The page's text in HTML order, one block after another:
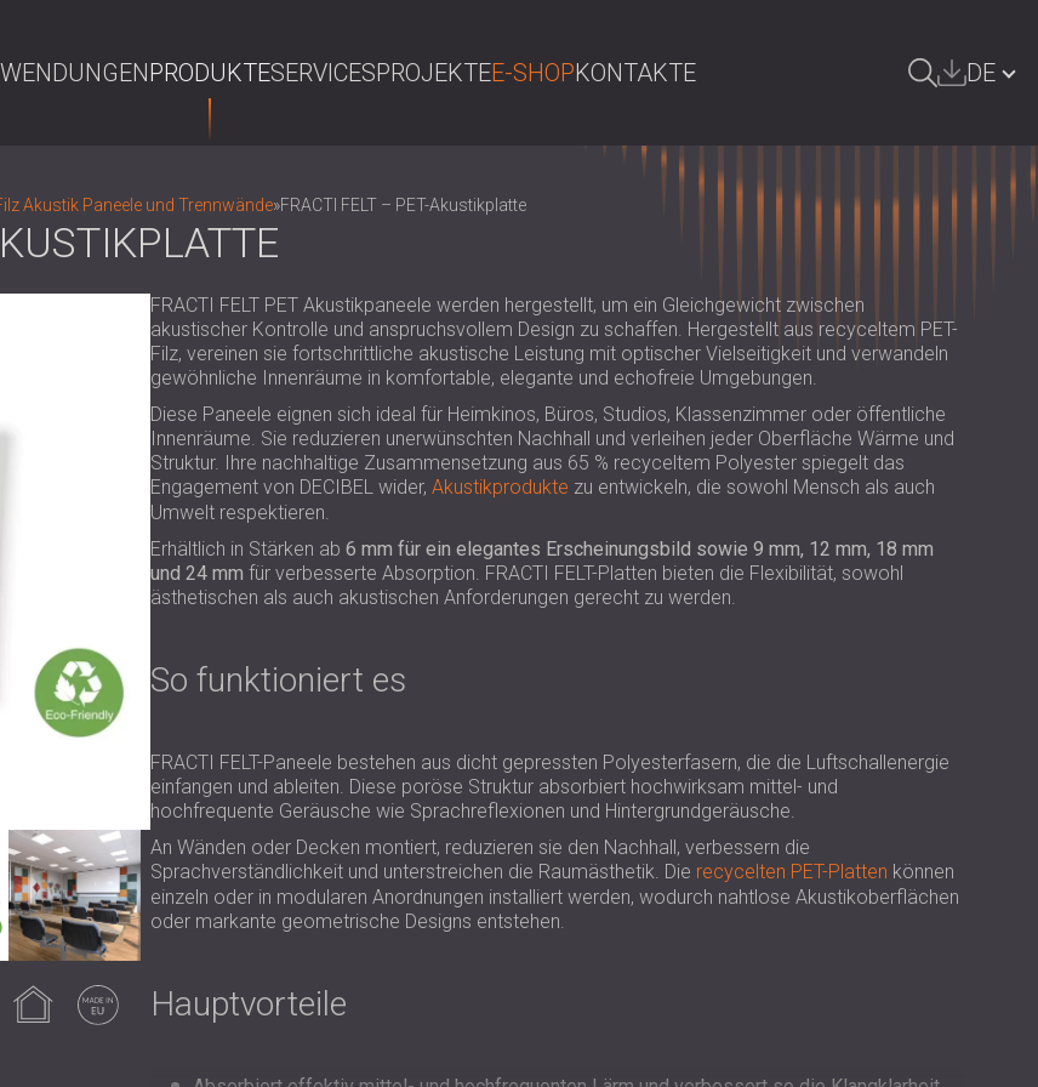
PRODUKTESERVICESPROJEKTEE-SHOPKONTAKTE DE
SRBIJA | RS
ROMÂNIA | RO
POLAND | PL
FINLAND | FI
РОССИЯ | RU
USA | US
Akustik Paneele und Trennwände»FRACTI FELT – PET-Akustikplatte
im
Innenbereich
FRACTI FELT PET Akustikpaneele werden hergestellt, um ein Gleichgewicht zwischen
akustischer Kontrolle und anspruchsvollem Design zu schaffen. Hergestellt aus recyceltem PET-
Filz, vereinen sie fortschrittliche akustische Leistung mit optischer Vielseitigkeit und verwandeln
gewöhnliche Innenräume in komfortable, elegante und echofreie Umgebungen.
Diese Paneele eignen sich ideal für Heimkinos, Büros, Studios, Klassenzimmer oder öffentliche
Innenräume. Sie reduzieren unerwünschten Nachhall und verleihen jeder Oberfläche Wärme und
Struktur. Ihre nachhaltige Zusammensetzung aus 65 % recyceltem Polyester spiegelt das
Engagement von DECIBEL wider, Akustikprodukte zu entwickeln, die sowohl Mensch als auch
Umwelt respektieren.
Erhältlich in Stärken ab 6 mm für ein elegantes Erscheinungsbild sowie 9 mm, 12 mm, 18 mm
und 24 mm für verbesserte Absorption. FRACTI FELT-Platten bieten die Flexibilität, sowohl
ästhetischen als auch akustischen Anforderungen gerecht zu werden.
So funktioniert es
FRACTI FELT-Paneele bestehen aus dicht gepressten Polyesterfasern, die die Luftschallenergie
einfangen und ableiten. Diese poröse Struktur absorbiert hochwirksam mittel- und
hochfrequente Geräusche wie Sprachreflexionen und Hintergrundgeräusche.
An Wänden oder Decken montiert, reduzieren sie den Nachhall, verbessern die
Sprachverständlichkeit und unterstreichen die Raumästhetik. Die recycelten PET-Platten können
einzeln oder in modularen Anordnungen installiert werden, wodurch nahtlose Akustikoberflächen
oder markante geometrische Designs entstehen.
Hauptvorteile